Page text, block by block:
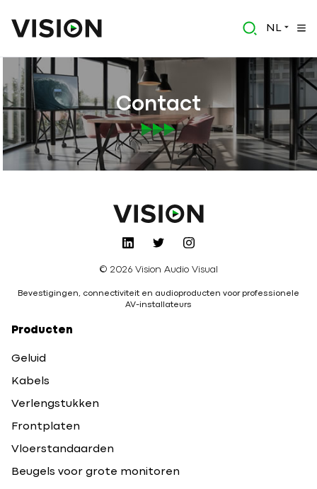
NL
Contact
© 2026 Vision Audio Visual
Bevestigingen, connectiviteit en audioproducten voor professionele
AV-installateurs
Producten
Geluid
Kabels
Verlengstukken
Frontplaten
Vloerstandaarden
Beugels voor grote monitoren